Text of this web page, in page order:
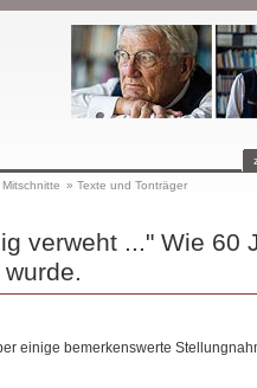
» Texte und Tonträger
verweht ..." Wie 60
einige bemerkenswerte